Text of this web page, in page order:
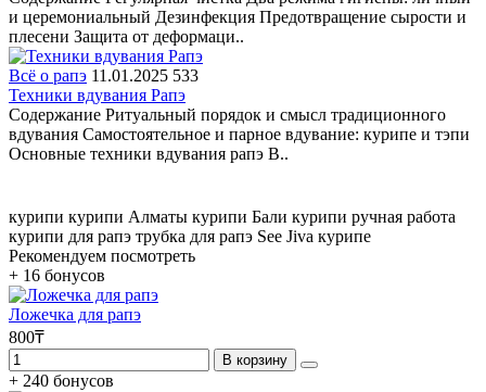
и церемониальный Дезинфекция Предотвращение сырости и
плесени Защита от деформаци..
Всё о рапэ 11.01.2025 533
Техники вдувания Рапэ
Содержание Ритуальный порядок и смысл традиционного
вдувания Самостоятельное и парное вдувание: курипе и тэпи
Основные техники вдувания рапэ В..
курипи курипи Алматы курипи Бали курипи ручная работа
курипи для рапэ трубка для рапэ See Jiva курипе
Рекомендуем посмотреть
+ 16 бонусов
Ложечка для рапэ
800₸
В корзину
+ 240 бонусов